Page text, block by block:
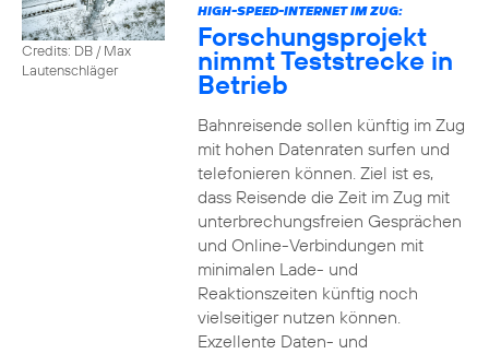
Credits: DB / Max
Lautenschläger
HIGH-SPEED-INTERNET IM ZUG:
Forschungsprojekt
nimmt Teststrecke in
Betrieb
Bahnreisende sollen künftig im Zug
mit hohen Datenraten surfen und
telefonieren können. Ziel ist es,
dass Reisende die Zeit im Zug mit
unterbrechungsfreien Gesprächen
und Online-Verbindungen mit
minimalen Lade- und
Reaktionszeiten künftig noch
vielseitiger nutzen können.
Exzellente Daten- und